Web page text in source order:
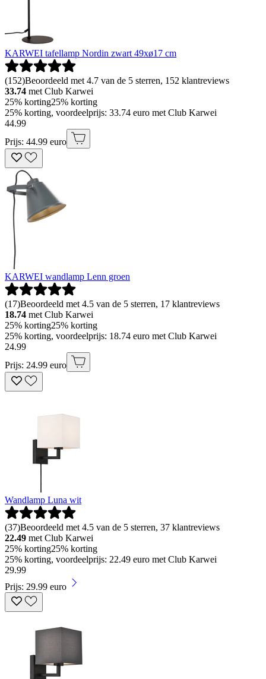
KARWEI tafellamp Nordin zwart 49xø17 cm
(152)Beoordeeld met 4.7 van de 5 sterren, 152 klantreviews
33.74 met Club Karwei
25% korting25% korting
25% korting, voordeelprijs: 33.74 euro met Club Karwei
44.99
Prijs: 44.99 euro
KARWEI wandlamp Lenn groen
(17)Beoordeeld met 4.5 van de 5 sterren, 17 klantreviews
18.74 met Club Karwei
25% korting25% korting
25% korting, voordeelprijs: 18.74 euro met Club Karwei
24.99
Prijs: 24.99 euro
Wandlamp Luna wit
(37)Beoordeeld met 4.5 van de 5 sterren, 37 klantreviews
22.49 met Club Karwei
25% korting25% korting
25% korting, voordeelprijs: 22.49 euro met Club Karwei
29.99
Prijs: 29.99 euro